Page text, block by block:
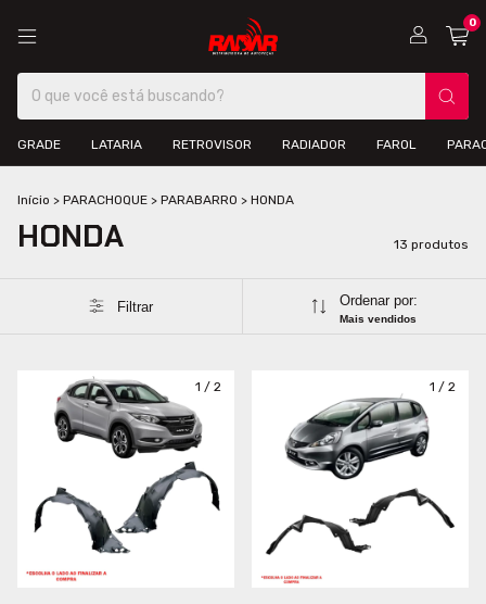
0
GRADE LATARIA RETROVISOR RADIADOR FAROL
Início > PARACHOQUE > PARABARRO > HONDA
HONDA 13 produtos
Filtrar Ordenar por:
Mais vendidos
1 / 2 1 / 2